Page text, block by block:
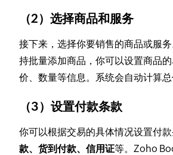
（2）选择商品和服务
接下来，选择你要销售的商品或服
持批量添加商品，你可以设置商品
价、数量等信息。系统会自动计算总
（3）设置付款条款
你可以根据交易的具体情况设置付
款、货到付款、信用证等。Zoho